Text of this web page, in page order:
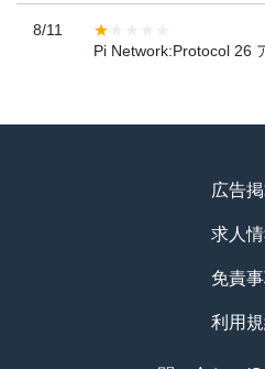
8/11
Pi Network:Protocol 26
広告
求人
免責
利用